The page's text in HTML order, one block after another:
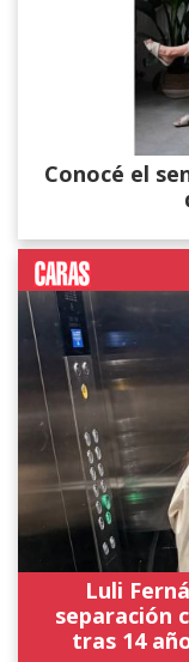
Conocé el
Luli
separación
tras 14